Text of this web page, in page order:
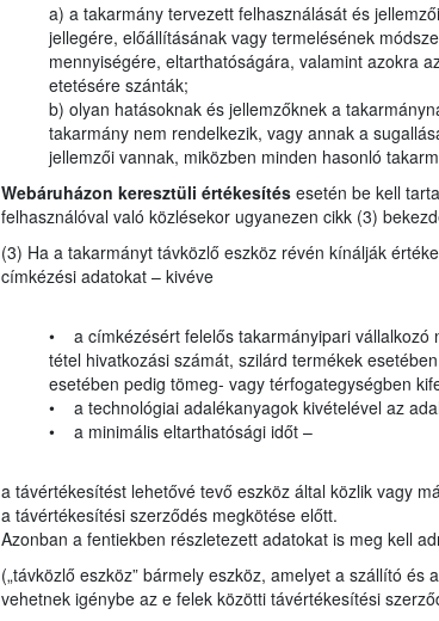
a) a takarmány tervezett felhasználását és
jellegére, előállításának vagy termelésének
mennyiségére, eltarthatóságára, valamint azokra
etetésére szánták;
b) olyan hatásoknak és jellemzőknek a
takarmány nem rendelkezik, vagy annak a
jellemzői vannak, miközben minden hasonló
Webáruházon keresztüli értékesítésesetén be kell
felhasználóval való közlésekor ugyanezen cikk (3)
(3) Ha a takarmányt távközlő eszköz révén kínálják
címkézési adatokat – kivéve
• a címkézésért felelős takarmányipari vállalkozó
tétel hivatkozási számát, szilárd termékek
esetében pedig tömeg- vagy térfogategységben
• a technológiai adalékanyagok kivételével az
• a minimális eltarthatósági időt –
a távértékesítést lehetővé tevő eszköz által közlik vagy
a távértékesítési szerződés megkötése előtt.
Azonban a fentiekben részletezett adatokat is meg kell
(„távközlő eszköz” bármely eszköz, amelyet a szállító és
vehetnek igénybe az e felek közötti távértékesítési